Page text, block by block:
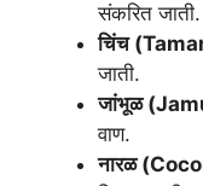
संकरित जाती.
चिंच
जाती.
जांभूळ
वाण.
नारळ